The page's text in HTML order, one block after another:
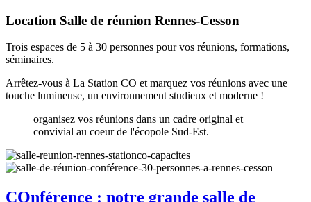
Location Salle de réunion Rennes-Cesson
Trois espaces de 5 à 30 personnes pour vos réunions, formations,
séminaires.
Arrêtez-vous à La Station CO et marquez vos réunions avec une
touche lumineuse, un environnement studieux et moderne !
organisez vos réunions dans un cadre original et
convivial au coeur de l'écopole Sud-Est.
COnférence : notre grande salle de